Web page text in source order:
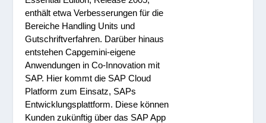
enthält etwa Verbesserungen für die
Bereiche Handling Units und
Gutschriftverfahren. Darüber hinaus
entstehen Capgemini-eigene
Anwendungen in Co-Innovation mit
SAP. Hier kommt die SAP Cloud
Platform zum Einsatz, SAPs
Entwicklungsplattform. Diese können
Kunden zukünftig über das SAP App